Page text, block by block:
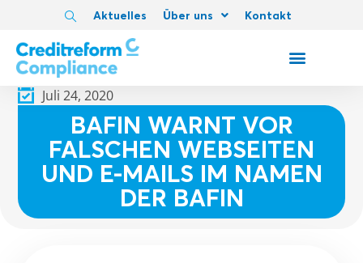
Aktuelles Über uns Kontakt
Juli 24, 2020
BAFIN WARNT VOR
FALSCHEN WEBSEITEN
UND E-MAILS IM NAMEN
DER BAFIN